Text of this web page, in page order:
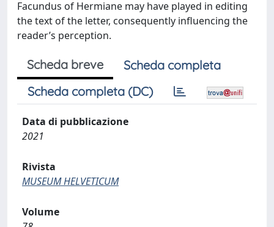
Facundus of Hermiane may have played in editing
the text of the letter, consequently influencing the
reader’s perception.
Scheda breve
Scheda completa
Scheda completa (DC)
Data di pubblicazione
2021
Rivista
MUSEUM HELVETICUM
Volume